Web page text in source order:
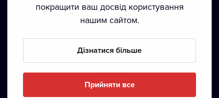
Положення й умови • Конфіденційність • Автoрські права
покращити ваш досвід користування
нашим сайтом.
Дізнатися більше
Прийняти все